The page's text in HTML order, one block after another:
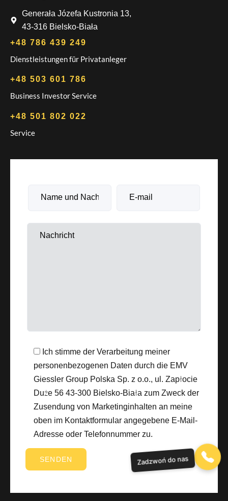
Generała Józefa Kustronia 13,
43-316 Bielsko-Biała
+48 786 439 249
Dienstleistungen für Privatanleger
+48 503 601 786
Business Investor Service
+48 501 802 022
Service
Ich stimme der Verarbeitung meiner
personenbezogenen Daten durch die EMV
Giessler Group Polska Sp. z o.o., ul. Zapłocie
Duże 56 43-300 Bielsko-Biała zum Zweck der
Zusendung von Marketinginhalten an meine
oben im Kontaktformular angegebene E-Mail-
Adresse oder Telefonnummer zu.
Zadzwoń do nas